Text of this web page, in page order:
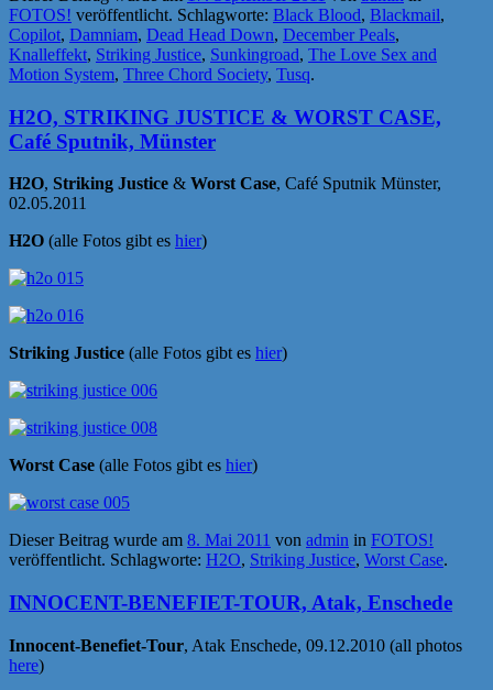
FOTOS! veröffentlicht. Schlagworte: Black Blood, Blackmail,
Copilot, Damniam, Dead Head Down, December Peals,
Knalleffekt, Striking Justice, Sunkingroad, The Love Sex and
Motion System, Three Chord Society, Tusq.
H2O, STRIKING JUSTICE & WORST CASE,
Café Sputnik, Münster
H2O, Striking Justice & Worst Case, Café Sputnik Münster,
02.05.2011
H2O (alle Fotos gibt es hier)
Striking Justice (alle Fotos gibt es hier)
Worst Case (alle Fotos gibt es hier)
Dieser Beitrag wurde am 8. Mai 2011 von admin in FOTOS!
veröffentlicht. Schlagworte: H2O, Striking Justice, Worst Case.
INNOCENT-BENEFIET-TOUR, Atak, Enschede
Innocent-Benefiet-Tour, Atak Enschede, 09.12.2010 (all photos
here)